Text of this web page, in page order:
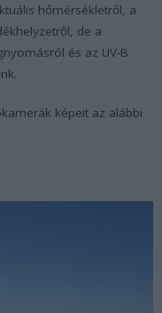
hőmérsékletről, a
de a
és az UV-B
képeit az alábbi